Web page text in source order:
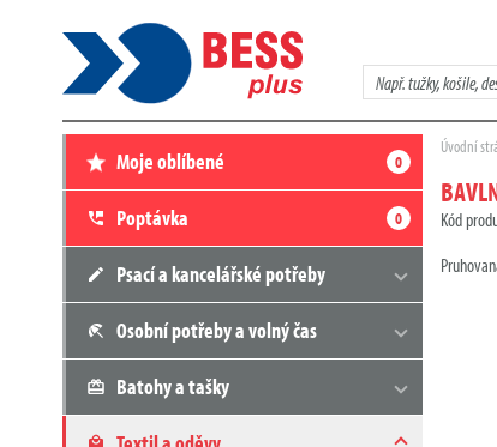
Zadejte
výraz
Moje oblíbené 0
Poptávka 0
Psací a kancelářské potřeby
Osobní potřeby a volný čas
Batohy a tašky
Zde
Úvodní
Kód